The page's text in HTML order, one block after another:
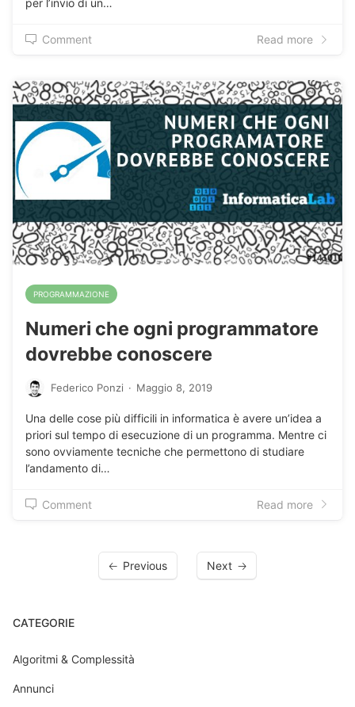
per l’invio di un…
Comment Read more
PROGRAMMAZIONE
Numeri che ogni programmatore
dovrebbe conoscere
Federico Ponzi · Maggio 8, 2019
Una delle cose più difficili in informatica è avere un’idea a
priori sul tempo di esecuzione di un programma. Mentre ci
sono ovviamente tecniche che permettono di studiare
l’andamento di…
Comment Read more
Previous Next
CATEGORIE
Algoritmi & Complessità
Annunci